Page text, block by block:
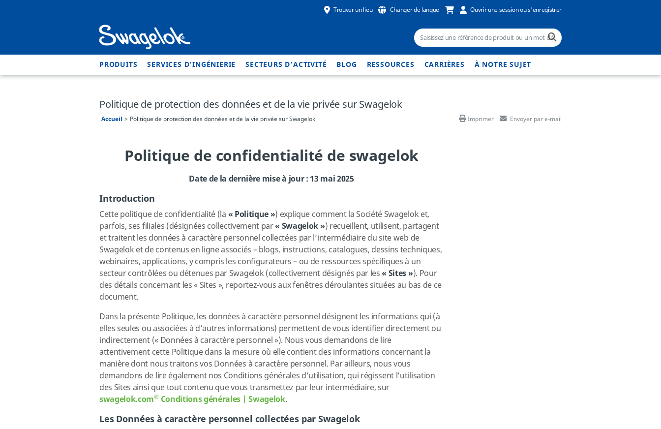
Trouver un lieu Changer de langue Ouvrir une session ou s'enregistrer
PRODUITS SERVICES D’INGÉNIERIE SECTEURS D’ACTIVITÉ BLOG RESSOURCES CARRIÈRES À NOTRE SUJET
Politique de protection des données et de la vie privée sur Swagelok
Accueil Politique de protection des données et de la vie privée sur Swagelok Imprimer Envoyer par e-mail
Politique de confidentialité de swagelok
Date de la dernière mise à jour : 13 mai 2025
Introduction
Cette politique de confidentialité (la « Politique ») explique comment la Société Swagelok et,
parfois, ses filiales (désignées collectivement par« Swagelok ») recueillent, utilisent, partagent
et traitent les données à caractère personnel collectées par l’intermédiaire du site web de
Swagelok et de contenus en ligne associés – blogs, instructions, catalogues, dessins techniques,
webinaires, applications, y compris les configurateurs – ou de ressources spécifiques à un
secteur contrôlées ou détenues par Swagelok (collectivement désignés par les« Sites »). Pour
des détails concernant les « Sites », reportez-vous aux fenêtres déroulantes situées au bas de ce
document.
Dans la présente Politique, les données à caractère personnel désignent les informations qui (à
elles seules ou associées à d’autres informations) permettent de vous identifier directement ou
indirectement (« Données à caractère personnel »). Nous vous demandons de lire
attentivement cette Politique dans la mesure où elle contient des informations concernant la
manière dont nous traitons vos Données à caractère personnel. Par ailleurs, nous vous
demandons de lire également nos Conditions générales d’utilisation, qui régissent l’utilisation
des Sites ainsi que tout contenu que vous transmettez par leur intermédiaire, sur
swagelok.com®Conditions générales | Swagelok.
Les Données à caractère personnel collectées par Swagelok